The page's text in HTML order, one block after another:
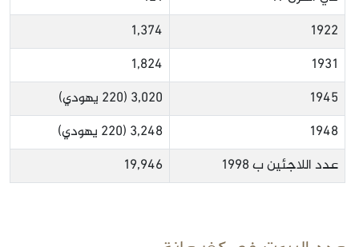
1922
1,374
1931
1,824
1945
3,020 (220 يهودي)
1948
3,248 (220 يهودي)
عدد اللاجئين ب 1998
19,946